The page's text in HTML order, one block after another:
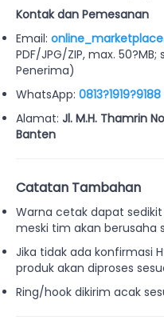
Kontak dan Pemesanan
Email:
PDF/JPG/ZIP, max.
Penerima)
WhatsApp: 0813?1919?9188
Alamat: Jl. M.H. Thamrin
Banten
Catatan Tambahan
Warna cetak dapat
meski tim akan berusaha
Jika tidak ada konfirmasi
produk akan diproses
Ring/hook dikirim acak